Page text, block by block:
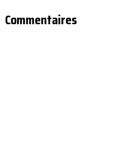
Commentaires